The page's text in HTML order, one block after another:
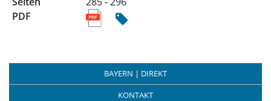
BAYERN | DIREKT
KONTAKT